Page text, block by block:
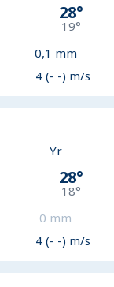
28°
19°
0,1 mm
4 (- -) m/s
Yr
28°
18°
0 mm
4 (- -) m/s